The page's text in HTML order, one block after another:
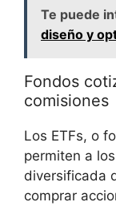
Te puede
diseño y
Fondos
comisiones
Los​ ETFs, o
permiten‌ a
diversificada
comprar